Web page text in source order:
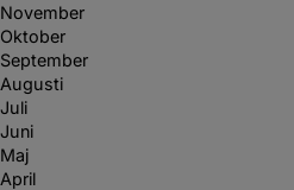
November
Oktober
September
Augusti
Juli
Juni
Maj
April